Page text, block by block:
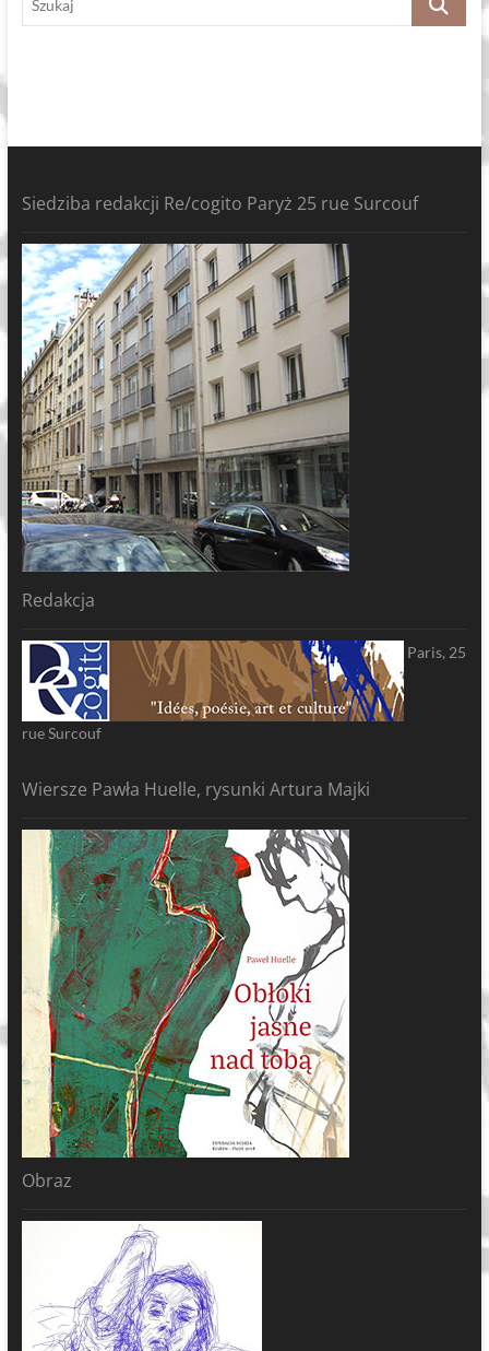
Siedziba redakcji Re/cogito Paryż 25 rue Surcouf
Redakcja
Paris, 25
rue Surcouf
Wiersze Pawła Huelle, rysunki Artura Majki
Obraz